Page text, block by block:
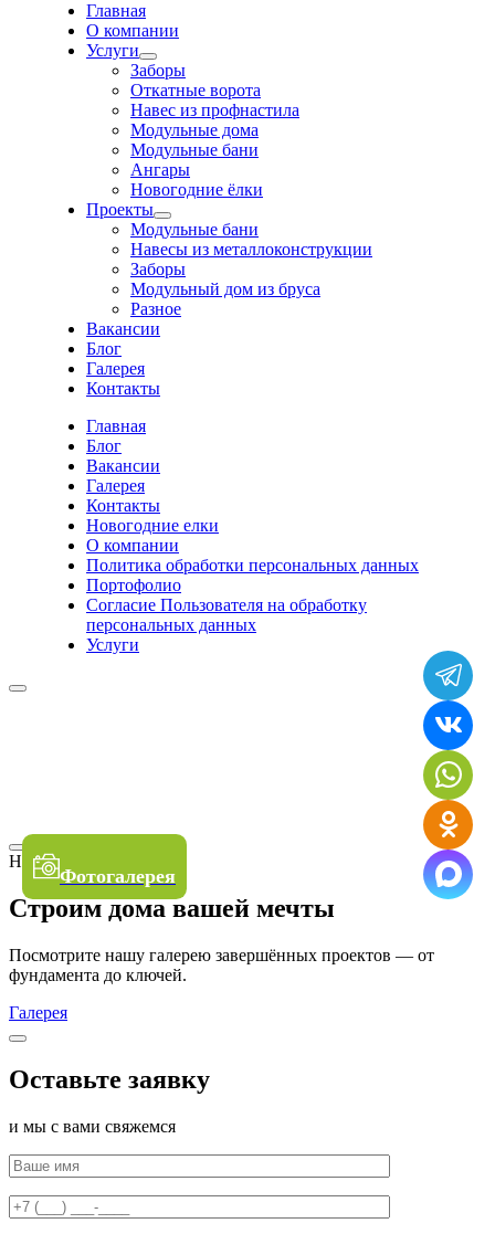
Фотогалерея
Главная
О компании
Услуги
Заборы
Откатные ворота
Навес из профнастила
Модульные дома
Модульные бани
Ангары
Новогодние ёлки
Проекты
Модульные бани
Навесы из металлоконструкции
Заборы
Модульный дом из бруса
Разное
Вакансии
Блог
Галерея
Контакты
Главная
Блог
Вакансии
Галерея
Контакты
Новогодние елки
О компании
Политика обработки персональных данных
Портофолио
Согласие Пользователя на обработку
персональных данных
Услуги
Наши работы
Строим дома вашей мечты
Посмотрите нашу галерею завершённых проектов — от
фундамента до ключей.
Галерея
Оставьте заявку
и мы с вами свяжемся